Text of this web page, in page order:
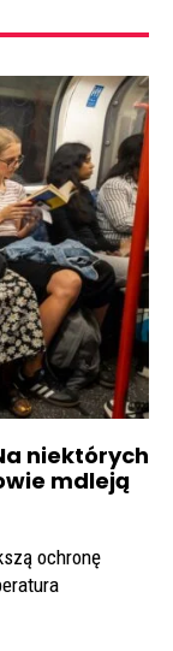
niektórych
mdleją
ochronę